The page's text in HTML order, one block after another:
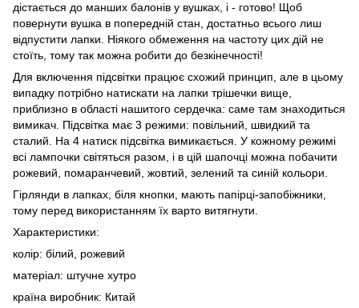
дістається до манших балонів у вушках, і - готово! Щоб
повернути вушка в попередній стан, достатньо всього лиш
відпустити лапки. Ніякого обмеження на частоту цих дій не
стоїть, тому так можна робити до безкінечності!
Для включення підсвітки працює схожий принцип, але в цьому
випадку потрібно натискати на лапки трішечки вище,
приблизно в області нашитого сердечка: саме там знаходиться
вимикач. Підсвітка має 3 режими: повільний, швидкий та
сталий. На 4 натиск підсвітка вимикається. У кожному режимі
всі лампочки світяться разом, і в цій шапочці можна побачити
рожевий, помаранчевий, жовтий, зелений та синій кольори.
Гірлянди в лапках, біля кнопки, мають папірці-запобіжники,
тому перед використанням їх варто витягнути.
Характеристики:
колір: білий, рожевий
матеріал: штучне хутро
країна виробник: Китай